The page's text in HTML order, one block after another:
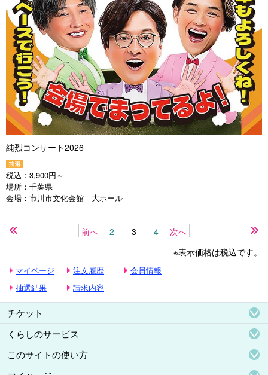
純烈コンサート2026
税込： 3,900円～
場所： 千葉県
会場： 市川市文化会館 大ホール
ペ
ジ
前へ 2 3 4 次へ
の
※表示価格は税込です。
マイページ 注文履歴
会員情報
抽選結果
請求内容
チケット
くらしのサービス
このサイトの使い方